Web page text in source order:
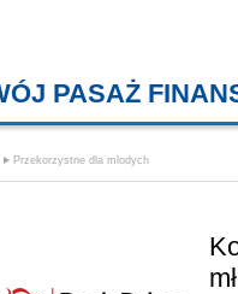
PASAŻ
Przekorzystne dla mlodych